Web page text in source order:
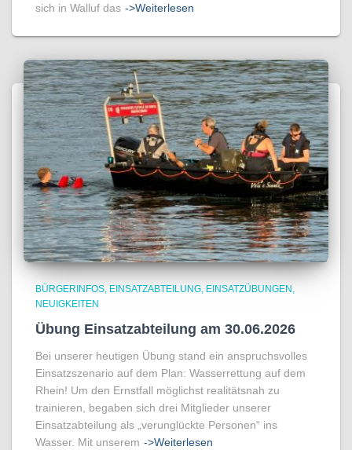
sich in Walluf das ->Weiterlesen
BÜRGERINFOS EINSATZABTEILUNG EINSATZÜBUNGEN
NEUIGKEITEN
Übung Einsatzabteilung am 30.06.2026
Bei unserer heutigen Übung stand ein anspruchsvolles
Einsatzszenario auf dem Plan: Wasserrettung auf dem
Rhein! Um den Ernstfall möglichst realitätsnah zu
trainieren, begaben sich drei Mitglieder unserer
Einsatzabteilung als „verunglückte Personen“ ins
Wasser. Mit unserem ->Weiterlesen